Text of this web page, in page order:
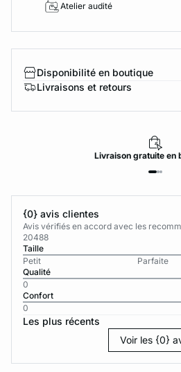
Atelier audité
Disponibilité en boutique
Livraisons et retours
Livraisongratuiteen
{0} avis clientes
Avis vérifiés en accord avec les
20488
Taille
Petit
Parfaite
Qualité
0
Confort
0
Les plus récents
Voir les {0}